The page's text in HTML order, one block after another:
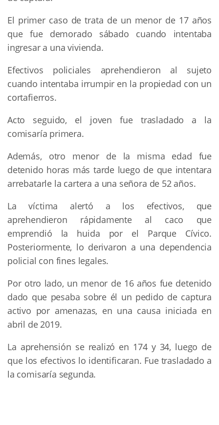
El primer caso de trata de un menor de 17 años
que fue demorado sábado cuando intentaba
ingresar a una vivienda.
Efectivos policiales aprehendieron al sujeto
cuando intentaba irrumpir en la propiedad con un
cortafierros.
Acto seguido, el joven fue trasladado a la
comisaría primera.
Además, otro menor de la misma edad fue
detenido horas más tarde luego de que intentara
arrebatarle la cartera a una señora de 52 años.
La víctima alertó a los efectivos, que
aprehendieron rápidamente al caco que
emprendió la huida por el Parque Cívico.
Posteriormente, lo derivaron a una dependencia
policial con fines legales.
Por otro lado, un menor de 16 años fue detenido
dado que pesaba sobre él un pedido de captura
activo por amenazas, en una causa iniciada en
abril de 2019.
La aprehensión se realizó en 174 y 34, luego de
que los efectivos lo identificaran. Fue trasladado a
la comisaría segunda.